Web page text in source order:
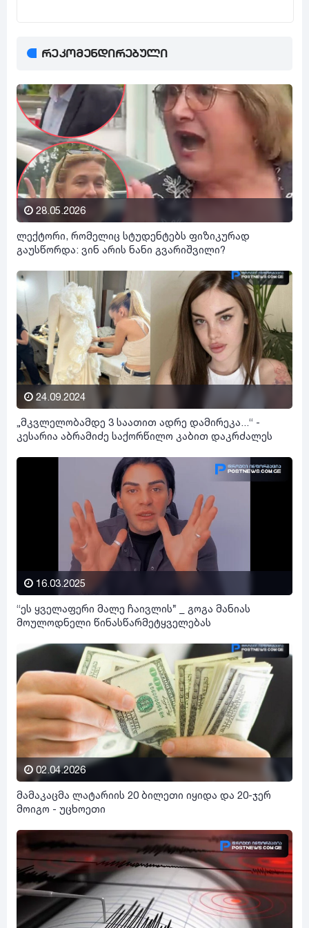
რეკომენდირებული
28.05.2026
ლექტორი, რომელიც სტუდენტებს ფიზიკურად
გაუსწორდა: ვინ არის ნანი გვარიშვილი?
24.09.2024
„მკვლელობამდე 3 საათით ადრე დამირეკა...“ -
კესარია აბრამიძე საქორწილო კაბით დაკრძალეს
16.03.2025
“ეს ყველაფერი მალე ჩაივლის” _ გოგა მანიას
მოულოდნელი წინასწარმეტყველებას
02.04.2026
მამაკაცმა ლატარიის 20 ბილეთი იყიდა და 20-ჯერ
მოიგო - უცხოეთი